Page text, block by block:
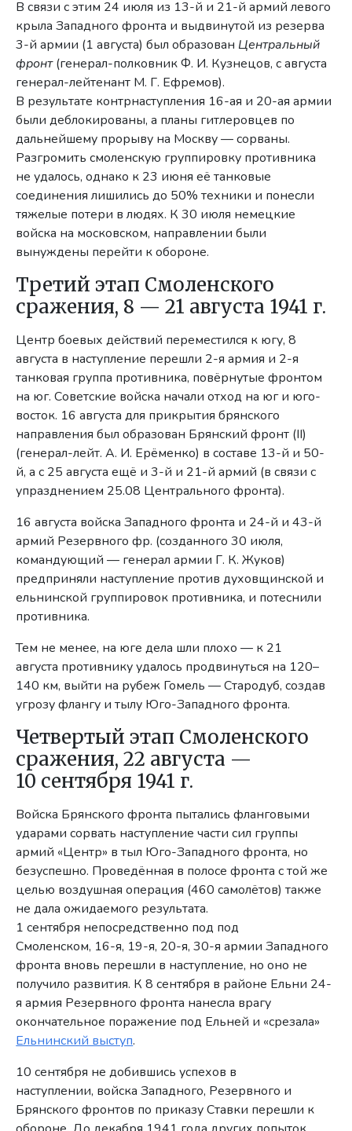
В связи с этим 24 июля из 13-й и 21-й армий левого
крыла Западного фронта и выдвинутой из резерва
3-й армии (1 августа) был образован Центральный
фронт(генерал-полковник Ф. И. Кузнецов, с августа
генерал-лейтенант М. Г. Ефремов).
В результате контрнаступления 16-ая и 20-ая армии
были деблокированы, а планы гитлеровцев по
дальнейшему прорыву на Москву — сорваны.
Разгромить смоленскую группировку противника
не удалось, однако к 23 июня её танковые
соединения лишились до 50% техники и понесли
тяжелые потери в людях. К 30 июля немецкие
войска на московском, направлении были
вынуждены перейти к обороне.
Третий этап Смоленского
сражения, 8 — 21 августа 1941 г.
Центр боевых действий переместился к югу, 8
августа в наступление перешли 2-я армия и 2-я
танковая группа противника, повёрнутые фронтом
на юг. Советские войска начали отход на юг и юго-
восток. 16 августа для прикрытия брянского
направления был образован Брянский фронт (II)
(генерал-лейт. А. И. Ерёменко) в составе 13-й и 50-
й, а с 25 августа ещё и 3-й и 21-й армий (в связи с
упразднением 25.08 Центрального фронта).
16 августа войска Западного фронта и 24-й и 43-й
армий Резервного фр. (созданного 30 июля,
командующий — генерал армии Г. К. Жуков)
предприняли наступление против духовщинской и
ельнинской группировок противника, и потеснили
противника.
Тем не менее, на юге дела шли плохо — к 21
августа противнику удалось продвинуться на 120–
140 км, выйти на рубеж Гомель — Стародуб, создав
угрозу флангу и тылу Юго-Западного фронта.
Четвертый этап Смоленского
сражения, 22 августа —
10 сентября 1941 г.
Войска Брянского фронта пытались фланговыми
ударами сорвать наступление части сил группы
армий «Центр» в тыл Юго-Западного фронта, но
безуспешно. Проведённая в полосе фронта с той же
целью воздушная операция (460 самолётов) также
не дала ожидаемого результата.
1 сентября непосредственно под под
Смоленском, 16-я, 19-я, 20-я, 30-я армии Западного
фронта вновь перешли в наступление, но оно не
получило развития. К 8 сентября в районе Ельни 24-
я армия Резервного фронта нанесла врагу
окончательное поражение под Ельней и «срезала»
Ельнинский выступ.
10 сентября не добившись успехов в
наступлении, войска Западного, Резервного и
Брянского фронтов по приказу Ставки перешли к